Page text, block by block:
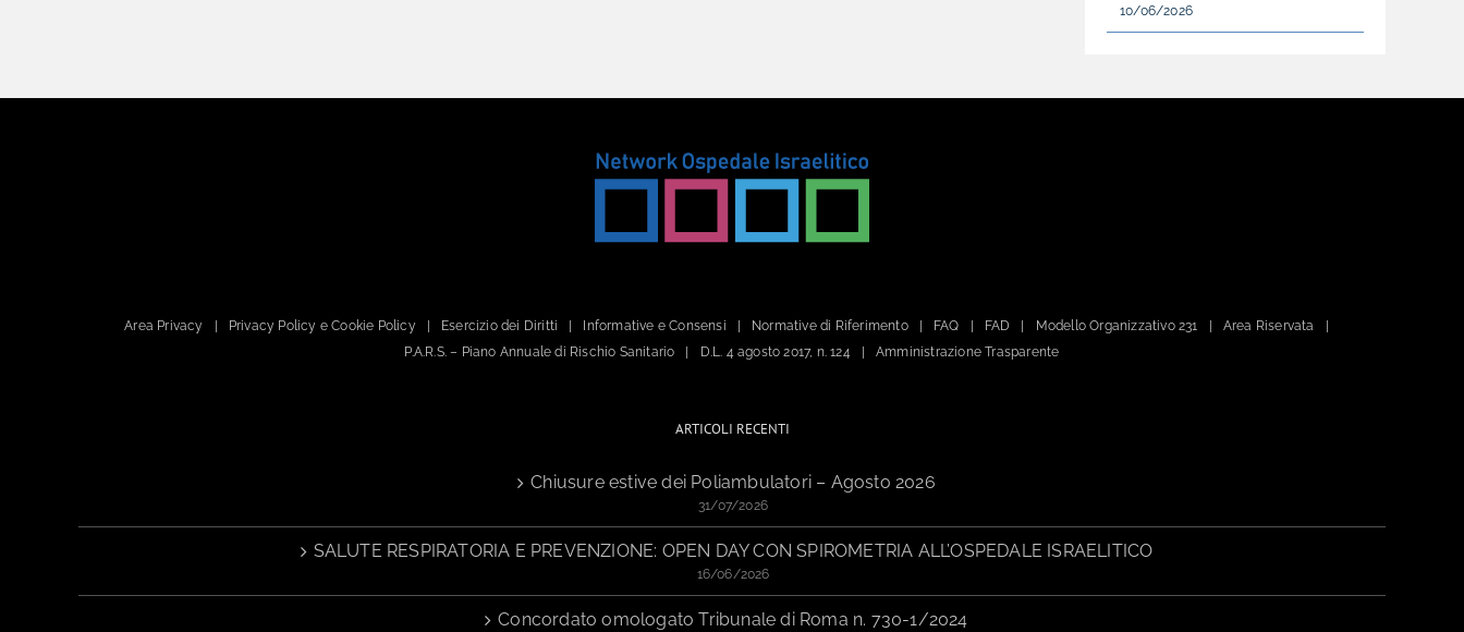
10/06/2026
Area Privacy Privacy Policy e Cookie Policy Esercizio dei Diritti Informative e Consensi Normative di Riferimento FAQ FAD Modello Organizzativo 231
Area Riservata
P.A.R.S. – Piano Annuale di Rischio Sanitario
D.L. 4 agosto 2017, n. 124 Amministrazione Trasparente
ARTICOLI RECENTI
Chiusure estive dei Poliambulatori – Agosto 2026
31/07/2026
SALUTE RESPIRATORIA E PREVENZIONE: OPEN DAY CON SPIROMETRIA ALL’OSPEDALE ISRAELITICO
16/06/2026
Concordato omologato Tribunale di Roma n. 730-1/2024